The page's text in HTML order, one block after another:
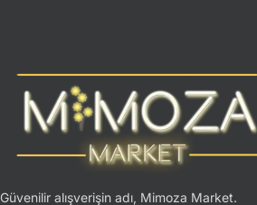
Güvenilir alışverişin adı, Mimoza Market.